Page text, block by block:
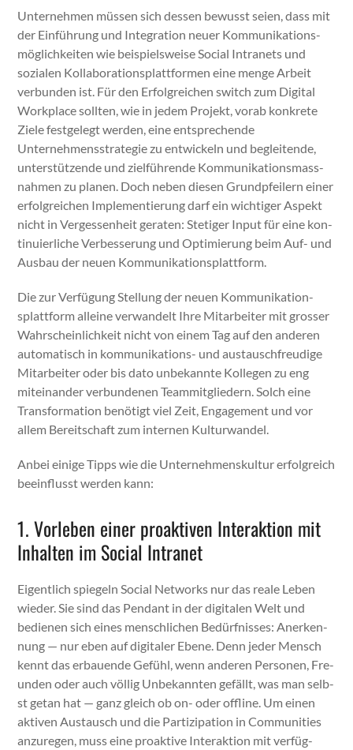
Unternehmen müssen sich dessen bewusst seien, dass mit
der Ein­führung und Inte­gra­tion neuer Kom­mu­nika­tion­s­
möglichkeit­en wie beispiel­sweise Social Intranets und
sozialen Kol­lab­o­ra­tionsplat­tfor­men eine menge Arbeit
ver­bun­den ist. Für den Erfol­gre­ichen switch zum Dig­i­tal
Work­place soll­ten, wie in jedem Pro­jekt, vor­ab konkrete
Ziele fest­gelegt wer­den, eine entsprechende
Unternehmensstrate­gie zu entwick­eln und beglei­t­ende,
unter­stützende und zielführende Kom­mu­nika­tion­s­mass­
nah­men zu pla­nen. Doch neben diesen Grundpfeil­ern ein­er
erfol­gre­ichen Imple­men­tierung darf ein wichtiger Aspekt
nicht in Vergessen­heit ger­at­en: Stetiger Input für eine kon­
tinuier­liche Verbesserung und Opti­mierung beim Auf- und
Aus­bau der neuen Kom­mu­nika­tion­splat­tform.
Die zur Ver­fü­gung Stel­lung der neuen Kom­mu­nika­tion­
splat­tform alleine ver­wan­delt Ihre Mitar­beit­er mit gross­er
Wahrschein­lichkeit nicht von einem Tag auf den anderen
automa­tisch in kom­mu­nika­tions- und aus­tauschfreudi­ge
Mitar­beit­er oder bis dato unbekan­nte Kol­le­gen zu eng
miteinan­der ver­bun­de­nen Team­mit­gliedern. Solch eine
Trans­for­ma­tion benötigt viel Zeit, Engage­ment und vor
allem Bere­itschaft zum inter­nen Kul­tur­wan­del.
Anbei einige Tipps wie die Unternehmen­skul­tur erfol­gre­ich
bee­in­flusst wer­den kann:
1. Vorleben einer proaktiven Interaktion mit
Inhalten im Social Intranet
Eigentlich spiegeln Social Net­works nur das reale Leben
wieder. Sie sind das Pen­dant in der dig­i­tal­en Welt und
bedi­enen sich eines men­schlichen Bedürfniss­es: Anerken­
nung — nur eben auf dig­i­taler Ebene. Denn jed­er Men­sch
ken­nt das erbauende Gefühl, wenn anderen Per­so­n­en, Fre­
un­den oder auch völ­lig Unbekan­nten gefällt, was man selb­
st getan hat — ganz gle­ich ob on- oder offline. Um einen
aktiv­en Aus­tausch und die Par­tizipa­tion in Com­mu­ni­ties
anzure­gen, muss eine proak­tive Inter­ak­tion mit ver­füg­